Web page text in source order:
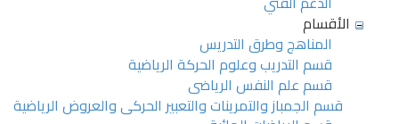
الأقسام
المناهج وطرق التدريس
قسم التدريب وعلوم الحركة الرياضية
قسم علم النفس الرياضى
قسم الجمباز والتمرينات والتعبير الحركى والعروض الرياضية